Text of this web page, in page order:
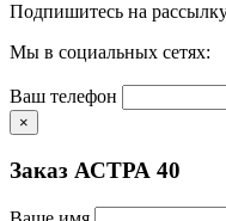
Подпишитесь на
Мы в социальных сетях:
Ваш телефон
×
Заказ АСТРА 40